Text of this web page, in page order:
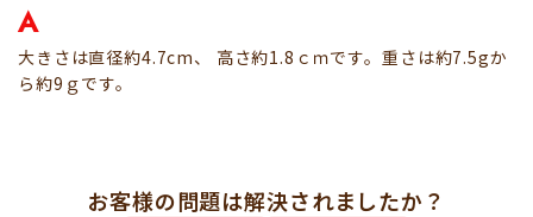
A
大きさは直径約4.7cm、 高さ約1.8ｃｍです。重さは約7.5gか
ら約9ｇです。
お客様の問題は解決されましたか？